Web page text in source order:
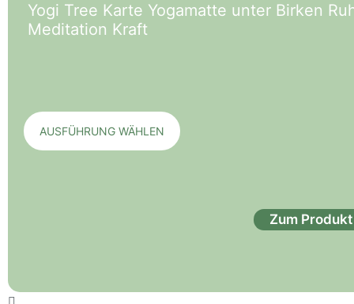
Yogi Tree Karte Yogamatte unter Birken
Meditation Kraft
AUSFÜHRUNG WÄHLEN
Zum Produkt